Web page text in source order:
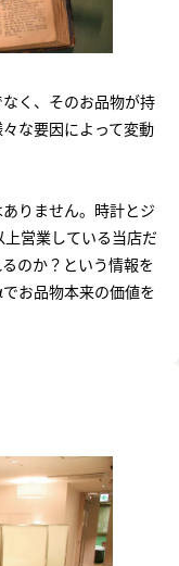
く、そのお品物が持
な要因によって変動
りません。時計とジ
営業している当店だ
のか？という情報を
お品物本来の価値を